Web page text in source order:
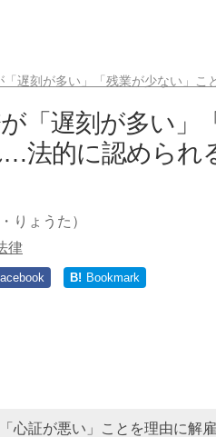
「遅刻が多い」「残業が少ない」
「遅刻が多い」
法的に認められ
りょうた）
律
B! Bookmark
心証が悪い」ことを理由に解